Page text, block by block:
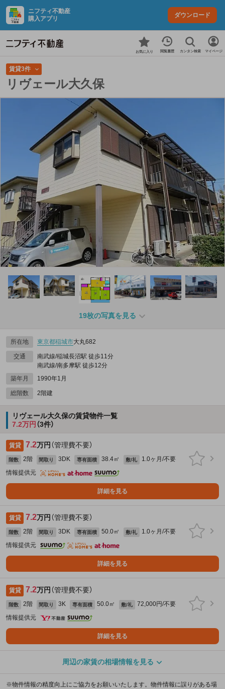
ニフティ不動産
購入アプリ
ダウンロード
お気に入り 閲覧履歴 カンタン検索 マイページ
賃貸3件
リヴェール大久保
19枚の写真を見る
所在地 東京都稲城市大丸682
交通
南武線/稲城長沼駅 徒歩11分
南武線/南多摩駅 徒歩12分
築年月
1990年1月
総階数 2階建
リヴェール大久保の賃貸物件一覧
7.2万円 （3件）
賃貸 7.2万円 （管理費不要）
階数 2階 間取り 3DK 専有面積 38.4㎡ 敷/礼
1.0ヶ月/不要
情報提供元
詳細を見る
賃貸 7.2万円 （管理費不要）
階数 2階 間取り 3DK 専有面積 50.0㎡ 敷/礼
1.0ヶ月/不要
情報提供元
詳細を見る
賃貸 7.2万円 （管理費不要）
階数 2階 間取り 3K 専有面積 50.0㎡ 敷/礼
72,000円/不要
情報提供元
詳細を見る
周辺の家賃の相場情報を見る
※物件情報の精度向上にご協力をお願いいたします。物件情報に誤りがある場